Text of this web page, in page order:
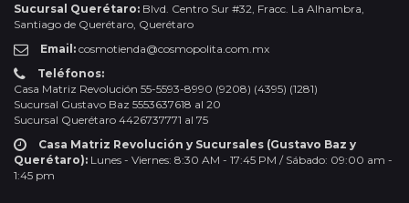
Sucursal Querétaro: Blvd. Centro Sur #32, Fracc. La Alhambra,
Santiago de Querétaro, Querétaro
Email: cosmotienda@cosmopolita.com.mx
Teléfonos:
Casa Matriz Revolución 55-5593-8990 (9208) (4395) (1281)
Sucursal Gustavo Baz 5553637618 al 20
Sucursal Querétaro 4426737771 al 75
Casa Matriz Revolución y Sucursales (Gustavo Baz y
Querétaro): Lunes - Viernes: 8:30 AM - 17:45 PM / Sábado: 09:00 am -
1:45 pm